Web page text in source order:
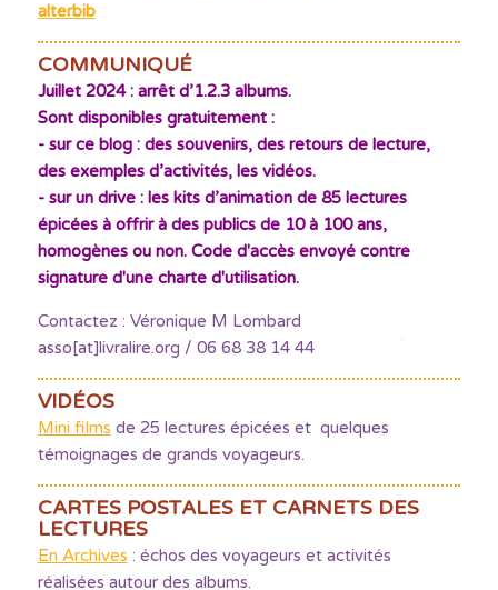
alterbib
COMMUNIQUÉ
Juillet 2024 : arrêt d’1.2.3 albums.
Sont disponibles gratuitement :
- sur ce blog : des souvenirs, des retours de lecture,
des exemples d’activités, les vidéos.
- sur un drive : les kits d’animation de 85 lectures
épicées à offrir à des publics de 10 à 100 ans,
homogènes ou non. Code d'accès envoyé contre
signature d'une charte d'utilisation.
Contactez : Véronique M Lombard
asso[at]livralire.org / 06 68 38 14 44
VIDÉOS
Mini films de 25 lectures épicées et quelques
témoignages de grands voyageurs.
CARTES POSTALES ET CARNETS DES
LECTURES
En Archives : échos des voyageurs et activités
réalisées autour des albums.